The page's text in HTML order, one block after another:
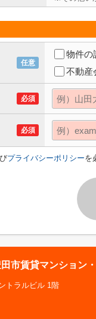
任意
物件の
不動産
必須
必須
プライバシーポリシーを
市賃貸マンション
トラルビル 1階